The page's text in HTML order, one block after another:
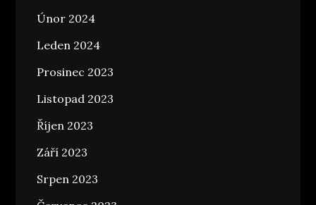
Únor 2024
Leden 2024
Prosinec 2023
Listopad 2023
Říjen 2023
Září 2023
Srpen 2023